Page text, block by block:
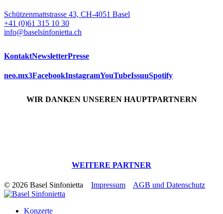
Schützenmattstrasse 43, CH-4051 Basel
+41 (0)61 315 10 30
info@baselsinfonietta.ch
KontaktNewsletterPresse
neo.mx3FacebookInstagramYouTubeIssuuSpotify
WIR DANKEN UNSEREN HAUPTPARTNERN
WEITERE PARTNER
© 2026 Basel Sinfonietta Impressum AGB und Datenschutz
Konzerte